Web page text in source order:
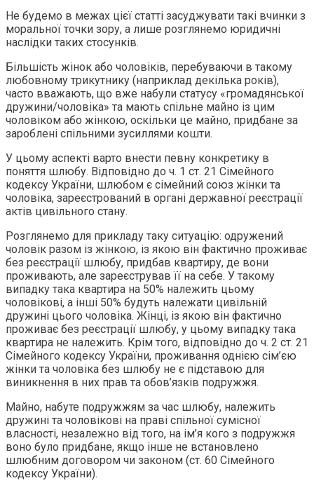
Не будемо в межах цієї статті засуджувати такі вчинки з
моральної точки зору, а лише розглянемо юридичні
наслідки таких стосунків.
Більшість жінок або чоловіків, перебуваючи в такому
любовному трикутнику (наприклад декілька років),
часто вважають, що вже набули статусу «громадянської
дружини/чоловіка» та мають спільне майно із цим
чоловіком або жінкою, оскільки це майно, придбане за
зароблені спільними зусиллями кошти.
У цьому аспекті варто внести певну конкретику в
поняття шлюбу. Відповідно до ч. 1 ст. 21 Сімейного
кодексу України, шлюбом є сімейний союз жінки та
чоловіка, зареєстрований в органі державної реєстрації
актів цивільного стану.
Розглянемо для прикладу таку ситуацію: одружений
чоловік разом із жінкою, із якою він фактично проживає
без реєстрації шлюбу, придбав квартиру, де вони
проживають, але зареєстрував її на себе. У такому
випадку така квартира на 50% належить цьому
чоловікові, а інші 50% будуть належати цивільній
дружині цього чоловіка. Жінці, із якою він фактично
проживає без реєстрації шлюбу, у цьому випадку така
квартира не належить. Крім того, відповідно до ч. 2 ст. 21
Сімейного кодексу України, проживання однією сім’єю
жінки та чоловіка без шлюбу не є підставою для
виникнення в них прав та обов’язків подружжя.
Майно, набуте подружжям за час шлюбу, належить
дружині та чоловікові на праві спільної сумісної
власності, незалежно від того, на ім’я кого з подружжя
воно було придбане, якщо інше не встановлено
шлюбним договором чи законом (ст. 60 Сімейного
кодексу України).